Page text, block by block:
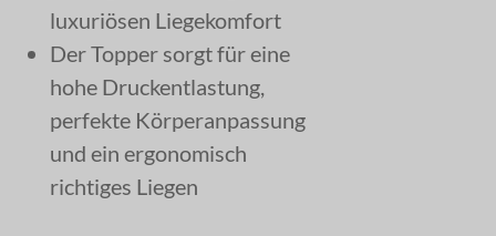
luxuriösen Liegekomfort
Der Topper sorgt für eine
hohe Druckentlastung,
perfekte Körperanpassung
und ein ergonomisch
richtiges Liegen